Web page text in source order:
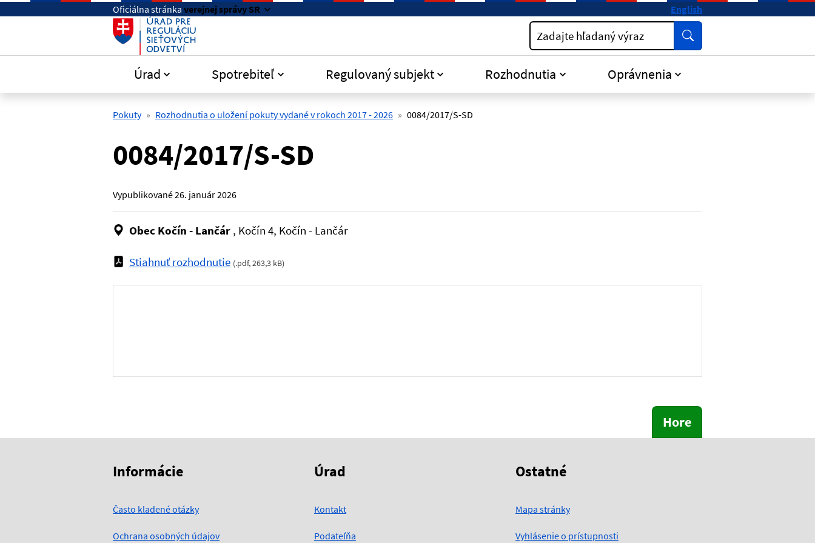
Preskočiť na hlavný obsahOficiálna stránka verejnej správy SR English
Zadajte hľadaný výraz Vyhľadať
Úrad Spotrebiteľ Regulovaný subjekt Rozhodnutia Oprávnenia
Pokuty Rozhodnutia o uložení pokuty vydané v rokoch 2017 - 2026 0084/2017/S-SD
0084/2017/S-SD
Vypublikované26. január 2026
Obec Kočín - Lančár , Kočín 4, Kočín - Lančár
Stiahnuť rozhodnutie (.pdf,263,3 kB)
Hore
Informácie
Často kladené otázky
Ochrana osobných údajov
Úrad
Kontakt
Podateľňa
Ostatné
Mapa stránky
Vyhlásenie o prístupnosti